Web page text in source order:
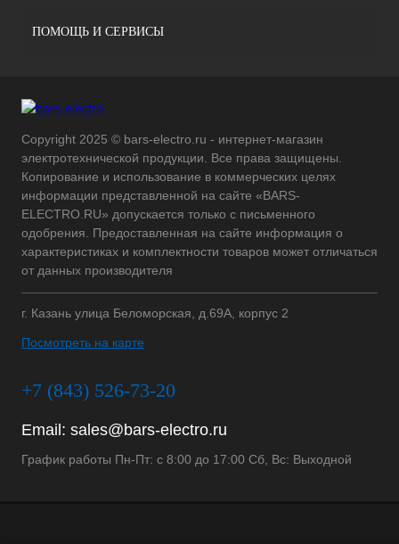
ПОМОЩЬ И СЕРВИСЫ
Copyright 2025 © bars-electro.ru - интернет-магазин
электротехнической продукции. Все права защищены.
Копирование и использование в коммерческих целях
информации представленной на сайте «BARS-
ELECTRO.RU» допускается только с письменного
одобрения. Предоставленная на сайте информация о
характеристиках и комплектности товаров может отличаться
от данных производителя
г. Казань улица Беломорская, д.69А, корпус 2
Посмотреть на карте
+7 (843) 526-73-20
Email: sales@bars-electro.ru
График работы Пн-Пт: с 8:00 до 17:00 Сб, Вс: Выходной